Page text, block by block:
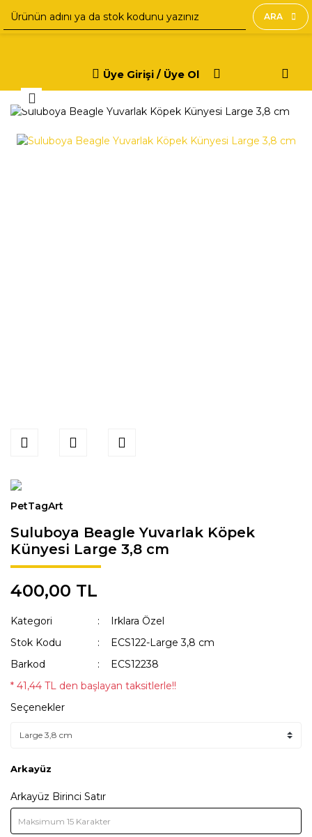
ARA
Üye Girişi / Üye Ol
PetTagArt
Suluboya Beagle Yuvarlak Köpek
Künyesi Large 3,8 cm
400,00 TL
Kategori
Irklara Özel
Stok Kodu
ECS122-Large 3,8 cm
Barkod
ECS12238
* 41,44 TL den başlayan taksitlerle!!
Seçenekler
Arkayüz
Arkayüz Birinci Satır